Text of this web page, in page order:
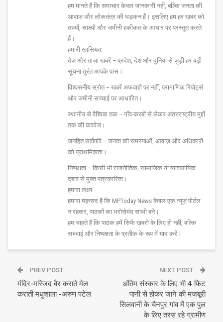
हम मानते हैं कि समाचार केवल जानकारी नहीं, बल्कि जनता की
आवाज़ और लोकतंत्र की धड़कन हैं। इसलिए हम हर खबर को
तथ्यों, साक्ष्यों और ज़मीनी हकीकत के आधार पर प्रस्तुत करते
हैं।
हमारी खासियत:
तेज़ और ताज़ा खबरें – प्रदेश, देश और दुनिया से जुड़ी हर बड़ी
सूचना तुरंत आपके पास।
विश्वसनीय स्रोत – खबरें अफवाहों पर नहीं, प्रामाणिक रिपोर्ट्स
और जमीनी सच्चाई पर आधारित।
स्थानीय से वैश्विक तक – गाँव-कस्बों से लेकर अंतरराष्ट्रीय मुद्दों
तक की कवरेज।
जनहित सर्वोपरि – जनता की समस्याओं, आवाज़ और अधिकारों
को प्राथमिकता।
निष्पक्षता – किसी भी राजनीतिक, सामाजिक या व्यावसायिक
दबाव से मुक्त पत्रकारिता।
हमारा लक्ष्य:
हमारा मक़सद है कि MPToday News केवल एक न्यूज़ पोर्टल
न रहकर, पाठकों का भरोसेमंद साथी बने।
हम चाहते हैं कि पाठक हमें सिर्फ खबरों के लिए ही नहीं, बल्कि
सच्चाई और निष्पक्षता के प्रतीक के रूप में याद करें।
PREV POST
मंदिर-मस्जिद बैर कराते मेल
कराती मधुशाला -अरुण पटेल
NEXT POST
अंतिम संस्कार के लिए भी 4 फिट
पानी से होकर जाने की मजबूरी
सिलवानी के चैनपुर गांव में एक पुल
के लिए तरस रहे ग्रामीण